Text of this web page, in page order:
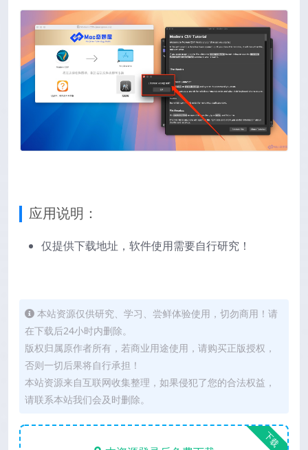
应用说明：
仅提供下载地址，软件使用需要自行研究！
本站资源仅供研究、学习、尝鲜体验使用，切勿商用！请
在下载后24小时内删除。
版权归属原作者所有，若商业用途使用，请购买正版授权，
否则一切后果将自行承担！
本站资源来自互联网收集整理，如果侵犯了您的合法权益，
请联系本站我们会及时删除。
下载